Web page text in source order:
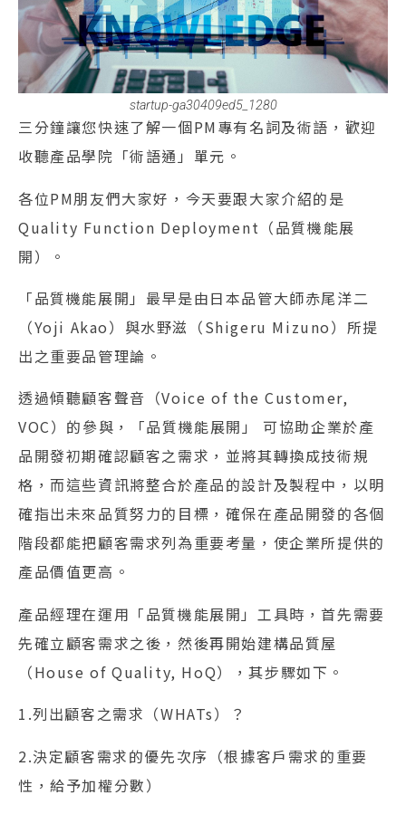
startup-ga30409ed5_1280
三分鐘讓您快速了解一個PM專有名詞及術語，歡迎
收聽產品學院「術語通」單元。
各位PM朋友們大家好，今天要跟大家介紹的是
Quality Function Deployment（品質機能展
開）。
「品質機能展開」最早是由日本品管大師赤尾洋二
（Yoji Akao）與水野滋（Shigeru Mizuno）所提
出之重要品管理論。
透過傾聽顧客聲音（Voice of the Customer,
VOC）的參與，「品質機能展開」 可協助企業於產
品開發初期確認顧客之需求，並將其轉換成技術規
格，而這些資訊將整合於產品的設計及製程中，以明
確指出未來品質努力的目標，確保在產品開發的各個
階段都能把顧客需求列為重要考量，使企業所提供的
產品價值更高。
產品經理在運用「品質機能展開」工具時，首先需要
先確立顧客需求之後，然後再開始建構品質屋
（House of Quality, HoQ），其步驟如下。
1.列出顧客之需求（WHATs）？
2.決定顧客需求的優先次序（根據客戶需求的重要
性，給予加權分數）